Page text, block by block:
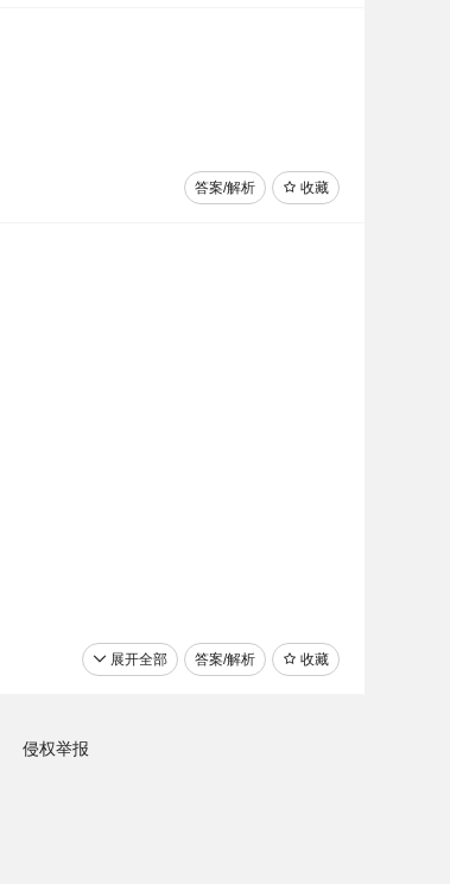
收藏
答案/解析
收藏
答案/解析
展开全部
侵权举报